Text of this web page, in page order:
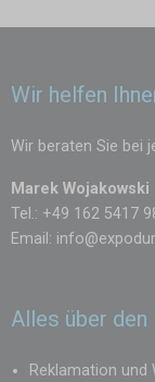
Wir helfen
Wir beraten Sie bei
Marek Wojakowski
Tel.: +49 162 5417
Email:
Alles über den
Reklamation und